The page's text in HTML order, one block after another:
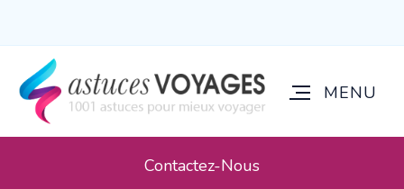
Contactez-Nous